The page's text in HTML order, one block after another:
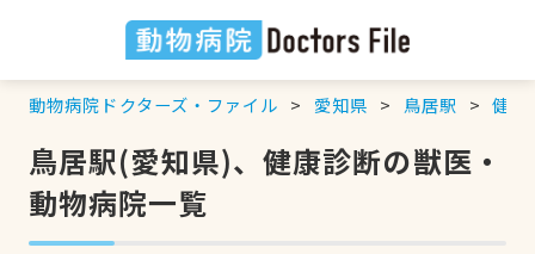
動物病院ドクターズ・ファイル 愛知県 鳥居駅 健康
鳥居駅(愛知県)、健康診断の獣医・
動物病院一覧